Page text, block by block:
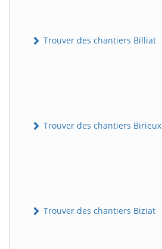
Trouver des chantiers Billiat
Trouver des chantiers Birieux
Trouver des chantiers Biziat